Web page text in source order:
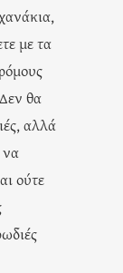
με τα
θα
αλλά
να
ούτε